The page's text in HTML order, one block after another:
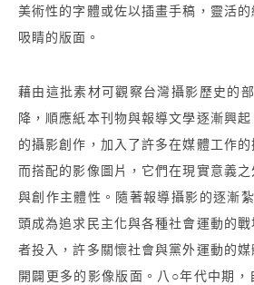
美術性的字體或佐以插畫手稿，靈活
吸睛的版面。
藉由這批素材可觀察台灣攝影歷史的
降，順應紙本刊物與報導文學逐漸興
的攝影創作，加入了許多在媒體工作
而搭配的影像圖片，它們在現實意義
與創作主體性。隨著報導攝影的逐漸
頭成為追求民主化與各種社會運動的
者投入，許多關懷社會與黨外運動的媒
開闢更多的影像版面。八○年代中期，